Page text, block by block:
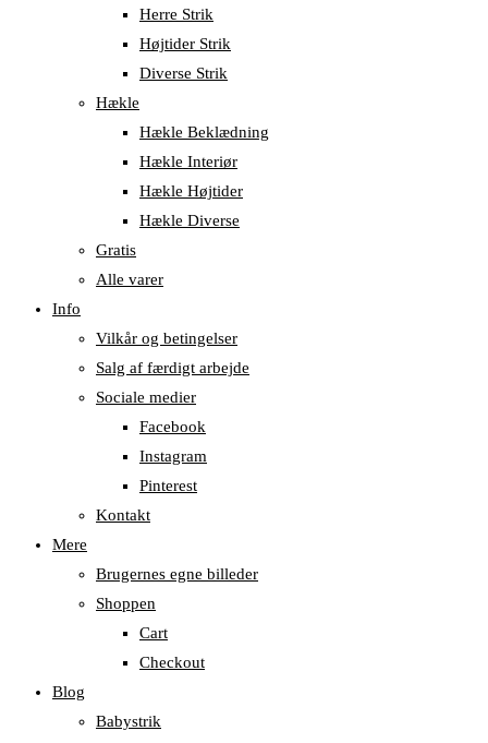
Herre Strik
Højtider Strik
Diverse Strik
Hækle
Hækle Beklædning
Hækle Interiør
Hækle Højtider
Hækle Diverse
Gratis
Alle varer
Info
Vilkår og betingelser
Salg af færdigt arbejde
Sociale medier
Facebook
Instagram
Pinterest
Kontakt
Mere
Brugernes egne billeder
Shoppen
Cart
Checkout
Blog
Babystrik